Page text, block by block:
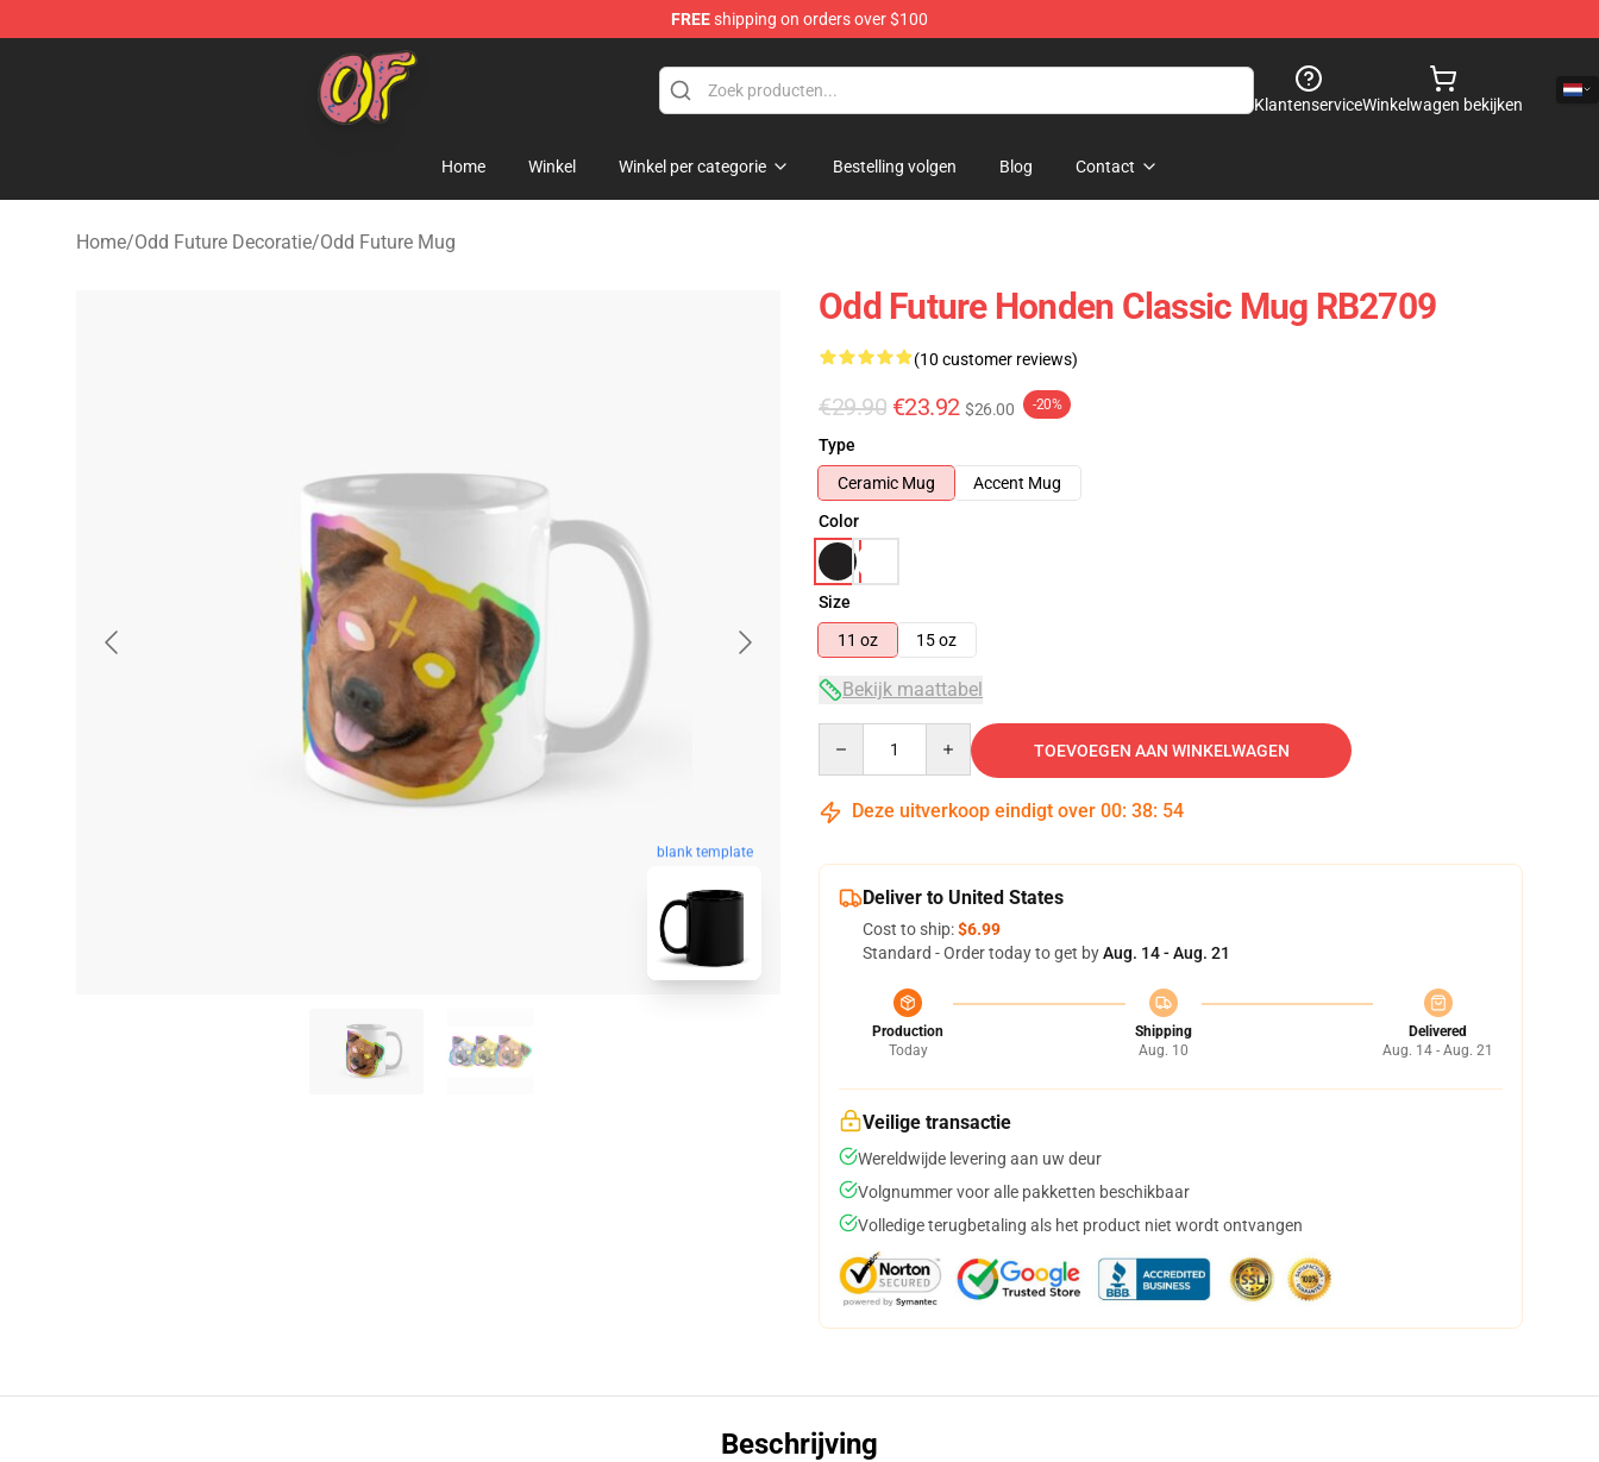
FREEshipping on orders over $100
Odd Future Shop - Official Odd Future Merchandise Store
KlantenserviceWinkelwagen bekijken
Home Winkel Winkel per categorie Bestelling volgen Blog Contact
Home/Odd Future Decoratie/Odd Future Mug
blank template
Odd Future Honden Classic Mug RB2709
(10 customer reviews)
€29.90 €23.92 $26.00 -20%
Type
Ceramic Mug
Accent Mug
Color
Size
11 oz
15 oz
Bekijk maattabel
TOEVOEGEN AAN WINKELWAGEN
Deze uitverkoop eindigt over 00: 38: 53
Deliver to United States
Cost to ship:$6.99
Standard - Order today to get byAug. 14 - Aug. 21
Production
Today
Shipping
Aug. 10
Delivered
Aug. 14 - Aug. 21
Veilige transactie
Wereldwijde levering aan uw deur
Volgnummer voor alle pakketten beschikbaar
Volledige terugbetaling als het product niet wordt ontvangen
Beschrijving